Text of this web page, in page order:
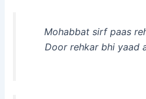
Mohabbat sirf paas
Door rehkar bhi yaad